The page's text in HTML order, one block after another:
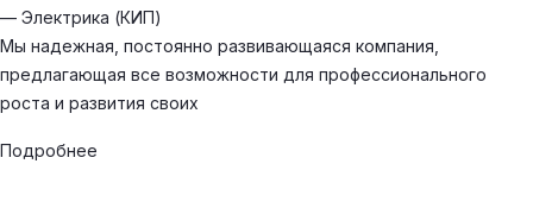
— Электрика (КИП)
Мы надежная, постоянно развивающаяся компания,
предлагающая все возможности для профессионального
роста и развития своих
Подробнее